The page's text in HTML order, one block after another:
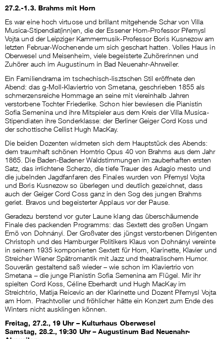
27.2.-1.3. Brahms mit Horn
Es war eine hoch virtuose und brillant mitgehende Schar von Villa
Musica-Stipendiat(inn)en, die der Essener Horn-Professor Přemysl
Vojta und der Leipziger Kammermusik-Professor Boris Kusnezow am
letzten Februar-Wochenende um sich geschart hatten. Volles Haus in
Oberwesel und Meisenheim, viele begeisterte Zuhörerinnen und
Zuhörer auch im Augustinum in Bad Neuenahr-Ahrweiler.
Ein Familiendrama im tschechisch-lisztschen Stil eröffnete den
Abend: das g-Moll-Klaviertrio von Smetana, geschrieben 1855 als
schmerzensreiche Hommage an seine mit viereinhalb Jahren
verstorbene Tochter Friederike. Schon hier bewiesen die Pianistin
Sofia Semenina und ihre Mitspieler aus dem Kreis der Villa Musica-
Stipendiaten ihre Sonderklasse: der Berliner Geiger Cord Koss und
der schottische Cellist Hugh MacKay.
Die beiden Dozenten widmeten sich dem Hauptstück des Abends:
dem traumhaft schönen Horntrio Opus 40 von Brahms aus dem Jahr
1865. Die Baden-Badener Waldstimmungen im zauberhaften ersten
Satz, das irrlichtene Scherzo, die tiefe Trauer des Adagio mesto und
die jubelnden Jagdfanfaren des Finales wurden von Přemysl Vojta
und Boris Kusnezow so überlegen und deutlich gezeichnet, dass
auch der Geiger Cord Coss ganz in den Sog des jungen Brahms
geriet. Bravos und begeisterter Applaus vor der Pause.
Geradezu berstend vor guter Laune klang das überschäumende
Finale des packenden Programms: das Sextett des großen Ungarn
Ernö von Dohnányi. Der Großvater des jüngst verstorbenen Dirigenten
Christoph und des Hamburger Politikers Klaus von Dohnányi vereinte
in seinem 1935 komponierten Sextett für Horn, Klarinette, Klavier und
Streicher Wiener Spätromantik mit Jazz und theatralischem Humor.
Souverän gestaltend saß wieder – wie schon im Klaviertrio von
Smetana – die junge Pianistin Sofia Semenina am Flügel. Mir ihr
spielten Cord Koss, Céline Eberhardt und Hugh MacKay im
Streichtrio, Matija Reicevic an der Klarinette und Dozent Přemysl Vojta
am Horn. Prachtvoller und fröhlicher hätte ein Konzert zum Ende des
Winters nicht ausklingen können.
Freitag, 27.2., 19 Uhr – Kulturhaus Oberwesel
Samstag, 28.2., 19:30 Uhr – Augustinum Bad Neuenahr-